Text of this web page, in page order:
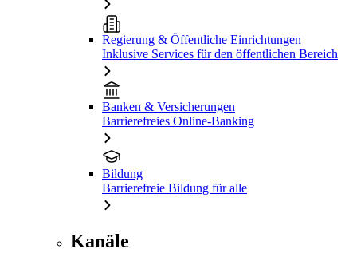
Regierung & Öffentliche Einrichtungen
Inklusive Services für den öffentlichen Bereich
Banken & Versicherungen
Barrierefreies Online-Banking
Bildung
Barrierefreie Bildung für alle
Kanäle